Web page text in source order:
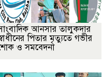
আনসার তালুকদার
পিতার মৃত্যুতে গভীর
ও সমবেদনা